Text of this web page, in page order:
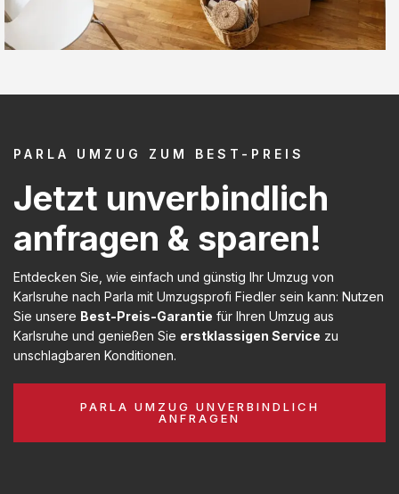
PARLA UMZUG ZUM BEST-PREIS
Jetzt unverbindlich
anfragen & sparen!
Entdecken Sie, wie einfach und günstig Ihr Umzug von
Karlsruhe nach Parla mit Umzugsprofi Fiedler sein kann: Nutzen
Sie unsere Best-Preis-Garantie für Ihren Umzug aus
Karlsruhe und genießen Sie erstklassigen Service zu
unschlagbaren Konditionen.
PARLA UMZUG UNVERBINDLICH
ANFRAGEN